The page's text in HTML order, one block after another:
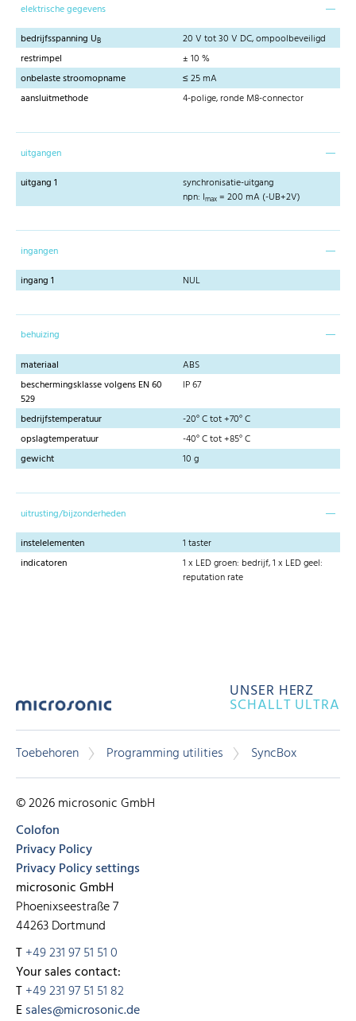
elektrische gegevens
bedrijfsspanning UB
20 V tot 30 V DC, ompoolbeveiligd
restrimpel
± 10 %
onbelaste stroomopname
≤ 25 mA
aansluitmethode
4-polige, ronde M8-connector
uitgangen
uitgang 1
synchronisatie-uitgang
npn: Imax = 200 mA (-UB+2V)
ingangen
ingang 1
NUL
behuizing
materiaal
ABS
beschermingsklasse volgens EN 60
529
IP 67
bedrijfstemperatuur
-20° C tot +70° C
opslagtemperatuur
-40° C tot +85° C
gewicht
10 g
uitrusting/bijzonderheden
instelelementen
1 taster
indicatoren
1 x LED groen: bedrijf, 1 x LED geel:
reputation rate
UNSER HERZ
SCHALLT ULTRA
Toebehoren Programming utilities SyncBox
© 2026 microsonic GmbH
Colofon
Privacy Policy
Privacy Policy settings
microsonic GmbH
Phoenixseestraße 7
44263 Dortmund
T+49 231 97 51 51 0
Your sales contact:
T+49 231 97 51 51 82
Esales@microsonic.de